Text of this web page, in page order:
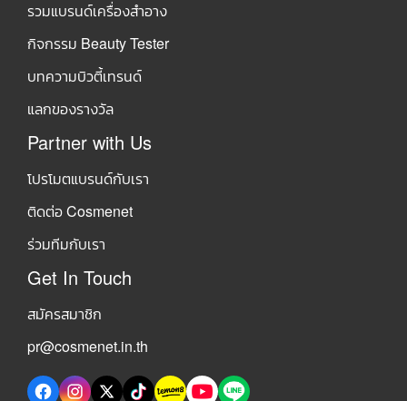
รวมแบรนด์เครื่องสำอาง
กิจกรรม Beauty Tester
บทความบิวตี้เทรนด์
แลกของรางวัล
Partner with Us
โปรโมตแบรนด์กับเรา
ติดต่อ Cosmenet
ร่วมทีมกับเรา
Get In Touch
สมัครสมาชิก
pr@cosmenet.in.th